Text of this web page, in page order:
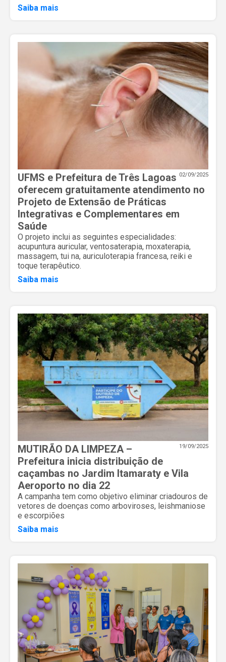
Saiba mais
02/09/2025
UFMS e Prefeitura de Três Lagoas
oferecem gratuitamente atendimento no
Projeto de Extensão de Práticas
Integrativas e Complementares em
Saúde
O projeto inclui as seguintes especialidades:
acupuntura auricular, ventosaterapia, moxaterapia,
massagem, tui na, auriculoterapia francesa, reiki e
toque terapêutico.
Saiba mais
19/09/2025
MUTIRÃO DA LIMPEZA –
Prefeitura inicia distribuição de
caçambas no Jardim Itamaraty e Vila
Aeroporto no dia 22
A campanha tem como objetivo eliminar criadouros de
vetores de doenças como arboviroses, leishmaniose
e escorpiões
Saiba mais